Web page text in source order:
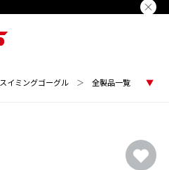
スイミングゴーグル ＞ 全製品一覧